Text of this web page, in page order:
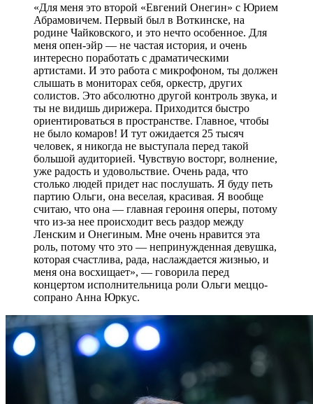
«Для меня это второй «Евгений Онегин» с Юрием
Абрамовичем. Первый был в Воткинске, на
родине Чайковского, и это нечто особенное. Для
меня опен-эйр — не частая история, и очень
интересно поработать с драматическими
артистами. И это работа с микрофоном, ты должен
слышать в мониторах себя, оркестр, других
солистов. Это абсолютно другой контроль звука, и
ты не видишь дирижера. Приходится быстро
ориентироваться в пространстве. Главное, чтобы
не было комаров! И тут ожидается 25 тысяч
человек, я никогда не выступала перед такой
большой аудиторией. Чувствую восторг, волнение,
уже радость и удовольствие. Очень рада, что
столько людей придет нас послушать. Я буду петь
партию Ольги, она веселая, красивая. Я вообще
считаю, что она — главная героиня оперы, потому
что из-за нее происходит весь раздор между
Ленским и Онегиным. Мне очень нравится эта
роль, потому что это — непринужденная девушка,
которая счастлива, рада, наслаждается жизнью, и
меня она восхищает», — говорила перед
концертом исполнительница роли Ольги меццо-
сопрано Анна Юркус.